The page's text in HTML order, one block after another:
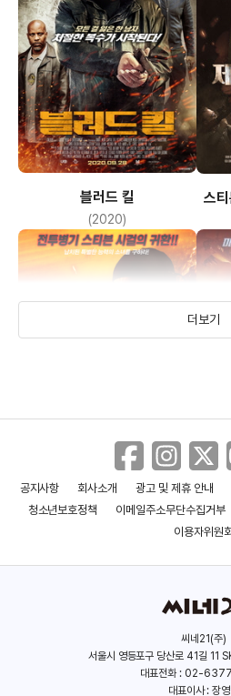
블러드 킬
(2020)
스
스티븐 시걸의 테이큰 파이널
더보기
공지사항 회사소개 광고 및 제휴 안내
청소년보호정책
이메일주소무단수집거부
이용자위원회
씨네21(주)
서울시 영등포구 당산로 41길 11
대표전화 : 02-
대표이사 : 장